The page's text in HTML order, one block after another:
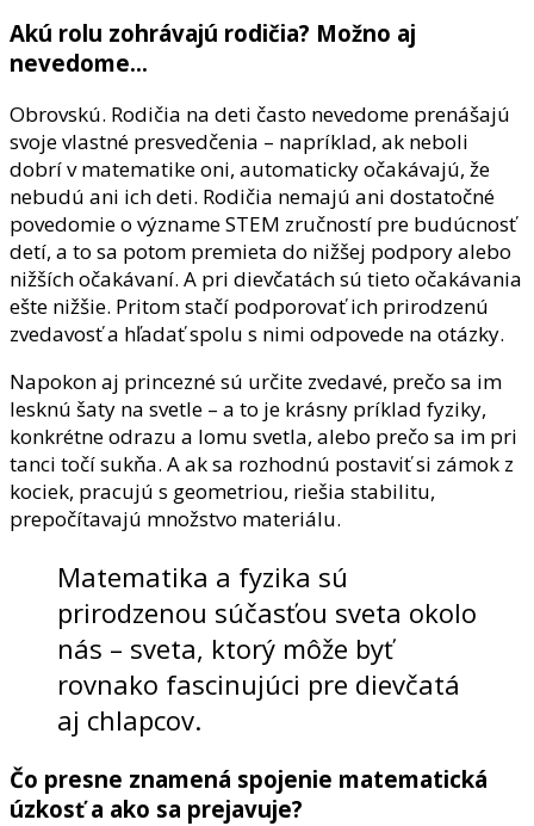
Akú rolu zohrávajú rodičia? Možno aj
nevedome…
Obrovskú. Rodičia na deti často nevedome prenášajú
svoje vlastné presvedčenia – napríklad, ak neboli
dobrí v matematike oni, automaticky očakávajú, že
nebudú ani ich deti. Rodičia nemajú ani dostatočné
povedomie o význame STEM zručností pre budúcnosť
detí, a to sa potom premieta do nižšej podpory alebo
nižších očakávaní. A pri dievčatách sú tieto očakávania
ešte nižšie. Pritom stačí podporovať ich prirodzenú
zvedavosť a hľadať spolu s nimi odpovede na otázky.
Napokon aj princezné sú určite zvedavé, prečo sa im
lesknú šaty na svetle – a to je krásny príklad fyziky,
konkrétne odrazu a lomu svetla, alebo prečo sa im pri
tanci točí sukňa. A ak sa rozhodnú postaviť si zámok z
kociek, pracujú s geometriou, riešia stabilitu,
prepočítavajú množstvo materiálu.
Matematika a fyzika sú
prirodzenou súčasťou sveta okolo
nás – sveta, ktorý môže byť
rovnako fascinujúci pre dievčatá
aj chlapcov.
Čo presne znamená spojenie matematická
úzkosť a ako sa prejavuje?